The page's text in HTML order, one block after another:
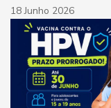
18 Junho 2026